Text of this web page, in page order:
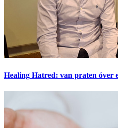
Healing Hatred: van praten óver